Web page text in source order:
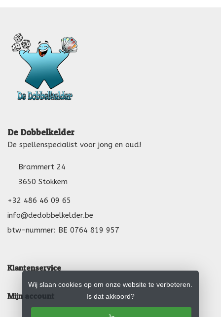
De Dobbelkelder
De spellenspecialist voor jong en oud!
Brammert 24
3650 Stokkem
+32 486 46 09 65
info@dedobbelkelder.be
btw-nummer: BE 0764 819 957
Klantenservice
Mijn account
Wij slaan cookies op om onze website te verbeteren.
Is dat akkoord?